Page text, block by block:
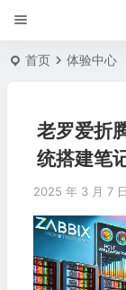
首页 体验中心
老罗爱折
统搭建笔
2025 年 3 月 7